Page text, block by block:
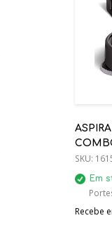
-
SKU:
Em
Recebe